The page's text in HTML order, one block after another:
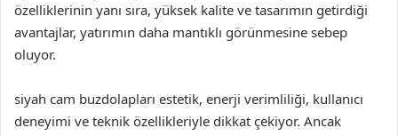
özelliklerinin yanı sıra, yüksek kalite ve tasarımın getirdiği
avantajlar, yatırımın daha mantıklı görünmesine sebep
oluyor.
siyah cam buzdolapları estetik, enerji verimliliği, kullanıcı
deneyimi ve teknik özellikleriyle dikkat çekiyor. Ancak